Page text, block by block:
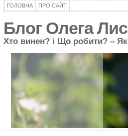
ГОЛОВНА ПРО САЙТ
Блог Олега
Хто винен? і Що робити? –